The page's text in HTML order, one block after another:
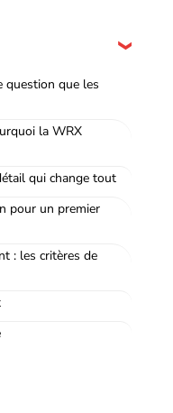
question que les
la WRX
qui change tout
pour un premier
: les critères de